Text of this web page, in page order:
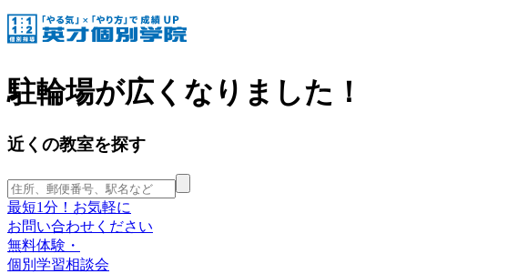
駐輪場が広くなりました！
近くの教室を探す
最短1分！お気軽に
お問い合わせください
無料体験・
個別学習相談会